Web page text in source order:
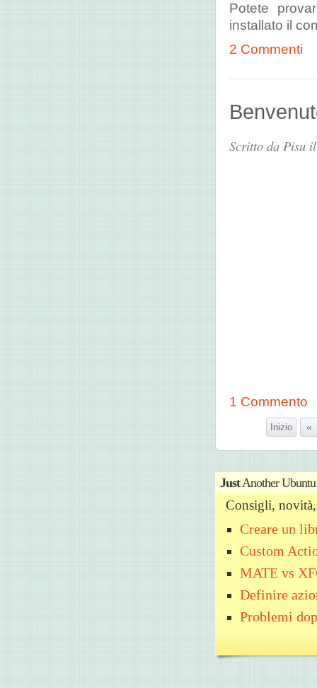
Potete
installato il
2 Commenti
Scritto da Pisu
1 Commento
Inizio «
JustAnother
Consigli,
Creare un
Custom
MATE vs
Definire
Problemi